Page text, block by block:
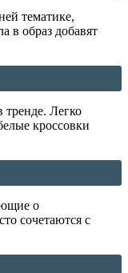
тематике,
в образ добавят
тренде. Легко
кроссовки
о
сочетаются с